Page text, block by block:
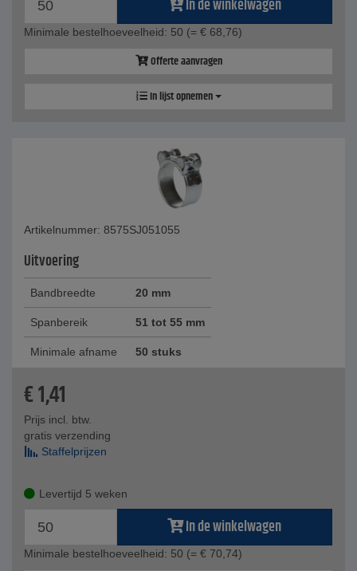
In de winkelwagen
Minimale bestelhoeveelheid: 50 (= € 68,76)
Offerte aanvragen
In lijst opnemen
Artikelnummer: 8575SJ051055
Uitvoering
Bandbreedte 20 mm
Spanbereik 51 tot 55 mm
Minimale afname 50 stuks
€1,41
Prijs incl. btw.
gratis verzending
Staffelprijzen
Levertijd 5 weken
In de winkelwagen
Minimale bestelhoeveelheid: 50 (= € 70,74)